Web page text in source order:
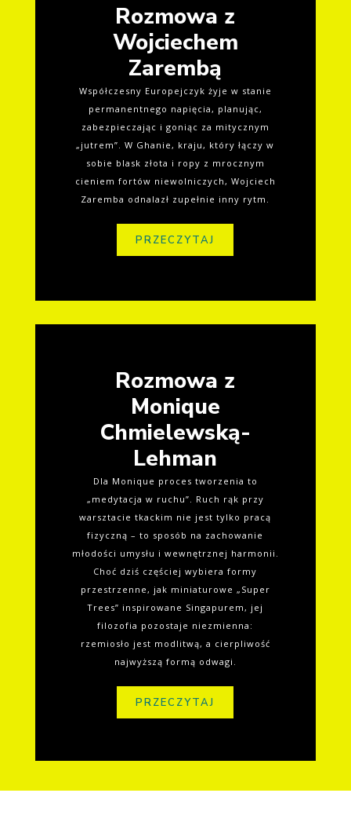
Rozmowa z
Wojciechem
Zarembą
Współczesny Europejczyk żyje w stanie
permanentnego napięcia, planując,
zabezpieczając i goniąc za mitycznym
„jutrem”. W Ghanie, kraju, który łączy w
sobie blask złota i ropy z mrocznym
cieniem fortów niewolniczych, Wojciech
Zaremba odnalazł zupełnie inny rytm.
PRZECZYTAJ
Rozmowa z
Monique
Chmielewską-
Lehman
Dla Monique proces tworzenia to
„medytacja w ruchu”. Ruch rąk przy
warsztacie tkackim nie jest tylko pracą
fizyczną – to sposób na zachowanie
młodości umysłu i wewnętrznej harmonii.
Choć dziś częściej wybiera formy
przestrzenne, jak miniaturowe „Super
Trees” inspirowane Singapurem, jej
filozofia pozostaje niezmienna:
rzemiosło jest modlitwą, a cierpliwość
najwyższą formą odwagi.
PRZECZYTAJ